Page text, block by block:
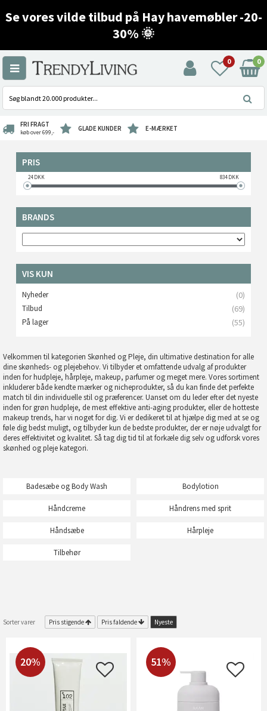
Se vores vilde tilbud på Hay havemøbler -20-
30% 🌞
0 0
FRI FRAGT
køb over 699,- GLADE KUNDER E-MÆRKET
PRIS
24DKK 834DKK
BRANDS
VIS KUN
Nyheder (0)
Tilbud (69)
På lager (55)
Velkommen til kategorien Skønhed og Pleje, din ultimative destination for alle
dine skønheds- og plejebehov. Vi tilbyder et omfattende udvalg af produkter
inden for hudpleje, hårpleje, makeup, parfumer og meget mere. Vores sortiment
inkluderer både kendte mærker og nicheprodukter, så du kan finde det perfekte
match til din individuelle stil og præferencer. Uanset om du leder efter det nyeste
inden for grøn hudpleje, de mest effektive anti-aging produkter, eller de hotteste
makeup trends, har vi noget for dig. Vi er dedikeret til at hjælpe dig med at se og
føle dig bedst muligt, og tilbyder kun de bedste produkter, der er nøje udvalgt for
deres effektivitet og kvalitet. Så tag dig tid til at forkæle dig selv og udforsk vores
skønhed og pleje kategori.
Badesæbe og Body Wash Bodylotion
Håndcreme Håndrens med sprit
Håndsæbe Hårpleje
Tilbehør
Sorter varer Pris stigende Pris faldende Nyeste
20% 51%